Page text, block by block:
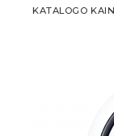
KATALOGO